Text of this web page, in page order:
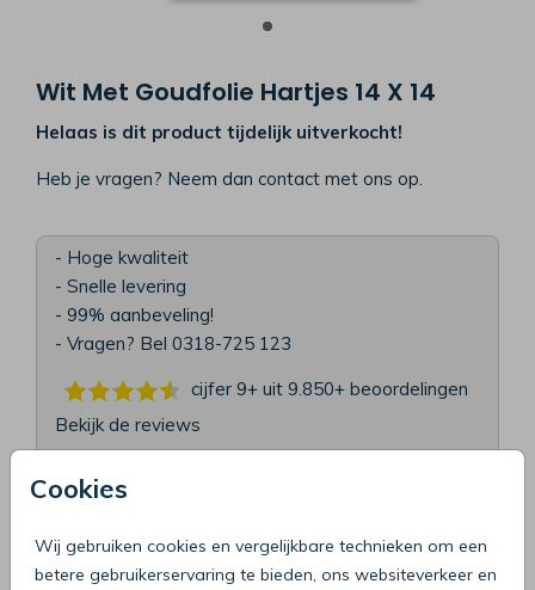
Cookies
Wij gebruiken cookies en vergelijkbare technieken om een
betere gebruikerservaring te bieden, ons websiteverkeer en
Wit Met Goudfolie Hartjes 14 X 14
Helaas is dit product tijdelijk uitverkocht!
Heb je vragen? Neem dan contact met ons op.
- Hoge kwaliteit
- Snelle levering
- 99% aanbeveling!
- Vragen? Bel 0318-725 123
cijfer 9+ uit 9.850+ beoordelingen
Bekijk de reviews
wit met goudfolie hartjes 14 x 14